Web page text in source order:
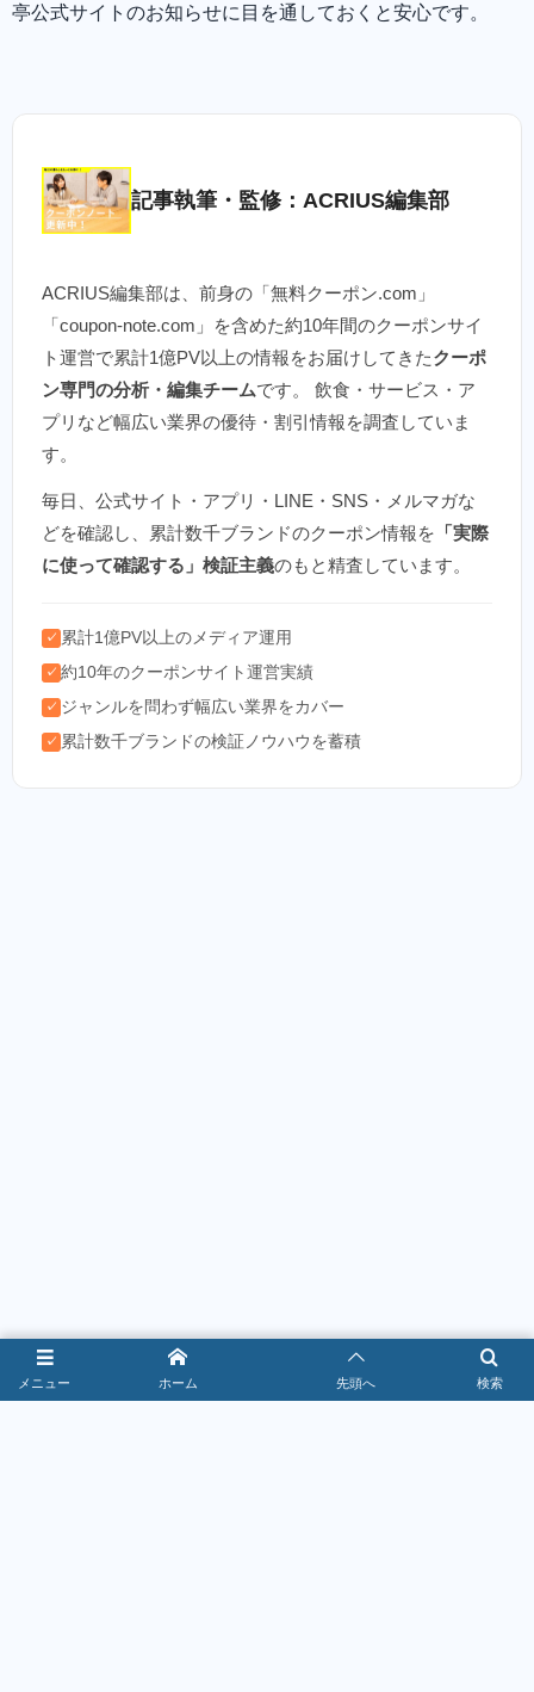
亭公式サイトのお知らせに目を通しておくと安心です。
記事執筆・監修：ACRIUS編集部
ACRIUS編集部は、前身の「無料クーポン.com」
「coupon-note.com」を含めた約10年間のクーポンサイ
ト運営で累計1億PV以上の情報をお届けしてきたクーポ
ン専門の分析・編集チームです。 飲食・サービス・ア
プリなど幅広い業界の優待・割引情報を調査していま
す。
毎日、公式サイト・アプリ・LINE・SNS・メルマガな
どを確認し、累計数千ブランドのクーポン情報を 「実際
に使って確認する」検証主義のもと精査しています。
✓ 累計1億PV以上のメディア運用
✓ 約10年のクーポンサイト運営実績
✓ ジャンルを問わず幅広い業界をカバー
✓ 累計数千ブランドの検証ノウハウを蓄積
メニュー 検索
ホーム 先頭へ